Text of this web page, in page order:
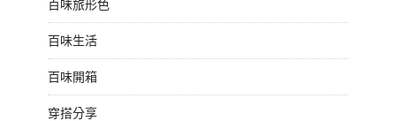
百味旅形色
百味生活
百味開箱
穿搭分享